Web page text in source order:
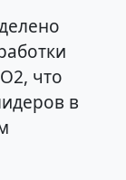
что
в